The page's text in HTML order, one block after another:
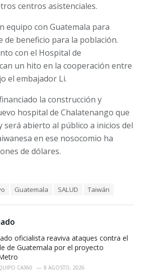
centros asistenciales.
equipo con Guatemala para
de beneficio para la población.
con el Hospital de
un hito en la cooperación entre
el embajador Li.
la construcción y
hospital de Chalatenango que
será abierto al público a inicios del
en ese nosocomio ha
de dólares.
Guatemala SALUD Taiwán
oficialista reaviva ataques contra el
de Guatemala por el proyecto
CA360 8 AGOSTO, 2026